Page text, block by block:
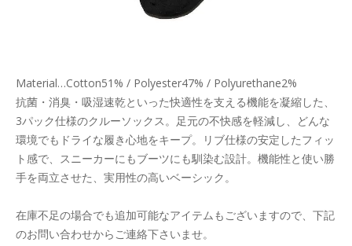
Material…Cotton51% / Polyester47% / Polyurethane2%
抗菌・消臭・吸湿速乾といった快適性を支える機能を凝縮した、
3パック仕様のクルーソックス。足元の不快感を軽減し、どんな
環境でもドライな履き心地をキープ。リブ仕様の安定したフィッ
ト感で、スニーカーにもブーツにも馴染む設計。機能性と使い勝
手を両立させた、実用性の高いベーシック。
在庫不足の場合でも追加可能なアイテムもございますので、下記
のお問い合わせからご連絡下さいませ。